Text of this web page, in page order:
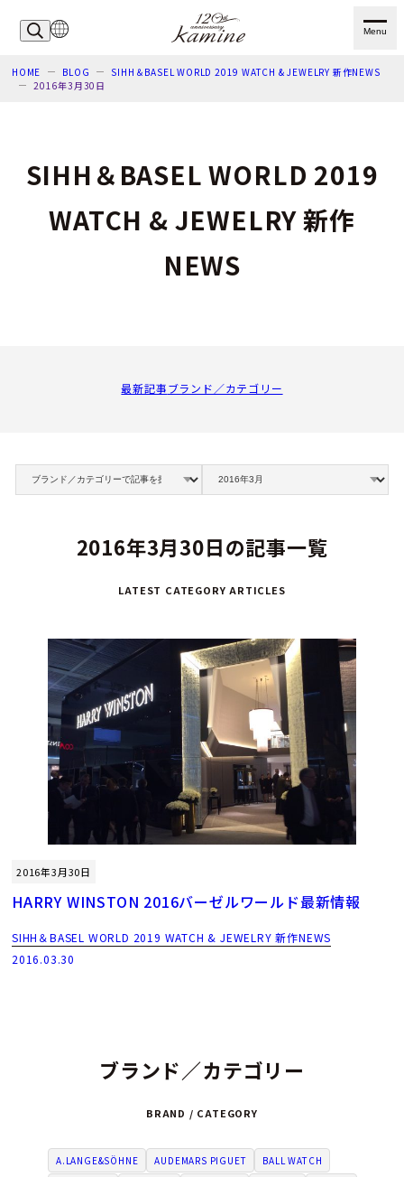
Menu
HOME BLOG
SIHH＆BASEL WORLD 2019 WATCH & JEWELRY 新作NEWS
2016年3月30日
SIHH＆BASEL WORLD 2019
WATCH & JEWELRY 新作
NEWS
最新記事ブランド／カテゴリー
2016年3月30日の記事一覧
LATEST CATEGORY ARTICLES
2016年3月30日
HARRY WINSTON 2016バーゼルワールド最新情報
SIHH＆BASEL WORLD 2019 WATCH & JEWELRY 新作NEWS
2016.03.30
ブランド／カテゴリー
BRAND / CATEGORY
A.LANGE&SÖHNE AUDEMARS PIGUET
BALL WATCH